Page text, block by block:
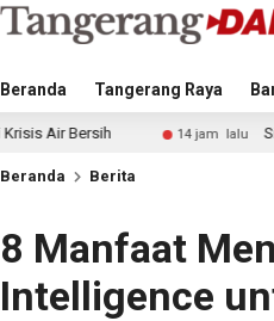
Beranda Tangerang Raya
14 jam lalu Singapura vs
Beranda Berita
8 Manfaat
Intelligence